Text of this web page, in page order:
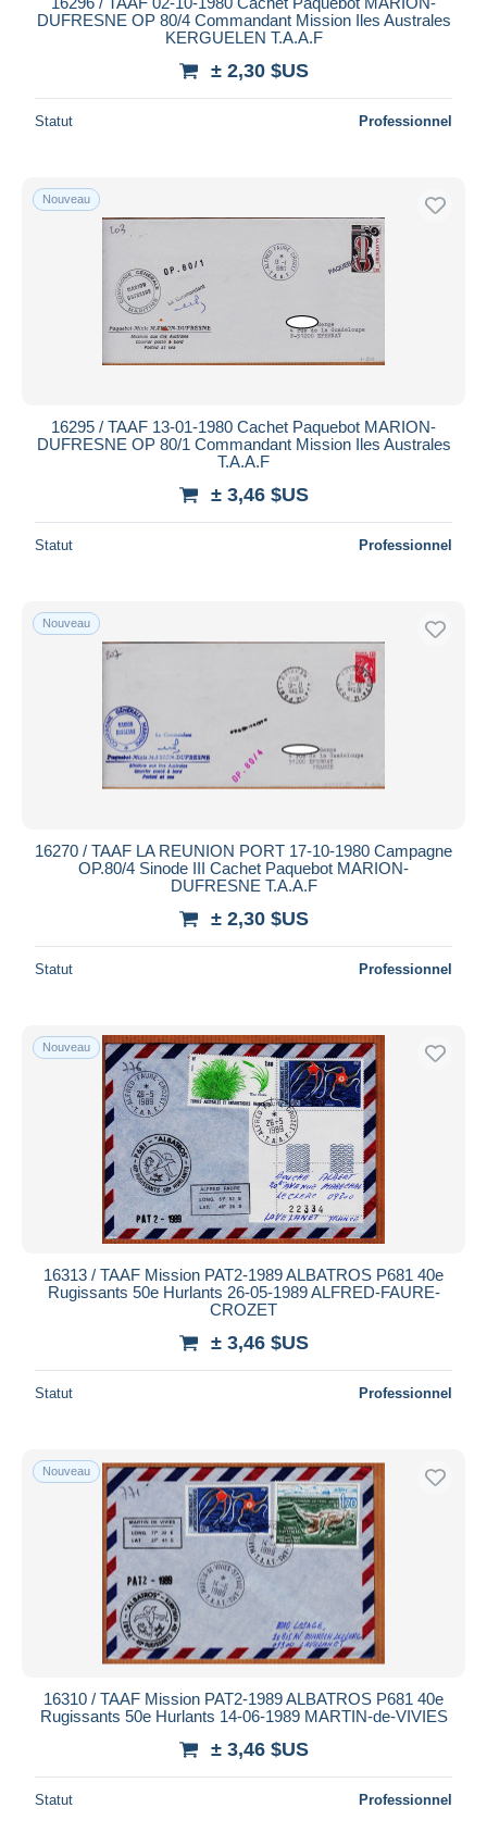
DUFRESNE OP 80/4 Commandant Mission Iles Australes
KERGUELEN T.A.A.F
± 2,30 $US
Statut Professionnel
Nouveau
16295 / TAAF 13-01-1980 Cachet Paquebot MARION-
DUFRESNE OP 80/1 Commandant Mission Iles Australes
T.A.A.F
± 3,46 $US
Statut Professionnel
Nouveau
16270 / TAAF LA REUNION PORT 17-10-1980 Campagne
OP.80/4 Sinode III Cachet Paquebot MARION-
DUFRESNE T.A.A.F
± 2,30 $US
Statut Professionnel
Nouveau
16313 / TAAF Mission PAT2-1989 ALBATROS P681 40e
Rugissants 50e Hurlants 26-05-1989 ALFRED-FAURE-
CROZET
± 3,46 $US
Statut Professionnel
Nouveau
16310 / TAAF Mission PAT2-1989 ALBATROS P681 40e
Rugissants 50e Hurlants 14-06-1989 MARTIN-de-VIVIES
± 3,46 $US
Statut Professionnel